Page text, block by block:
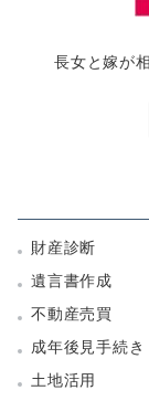
長女と嫁が
財産診断
遺言書作成
不動産売買
成年後見手続き
土地活用